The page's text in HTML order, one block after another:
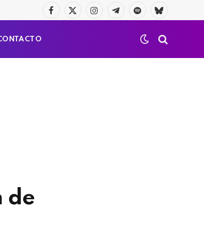
Facebook
X
InstagramTelegramaSpotifyBluesky
de